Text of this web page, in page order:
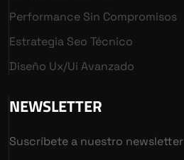
Performance Sin Compromisos
Estrategia Seo Técnico
Diseño Ux/ui Avanzado
NEWSLETTER
Suscríbete a nuestro newsletter